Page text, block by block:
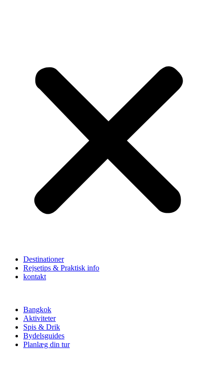
Destinationer
Rejsetips & Praktisk info
kontakt
Bangkok
Aktiviteter
Spis & Drik
Bydelsguides
Planlæg din tur